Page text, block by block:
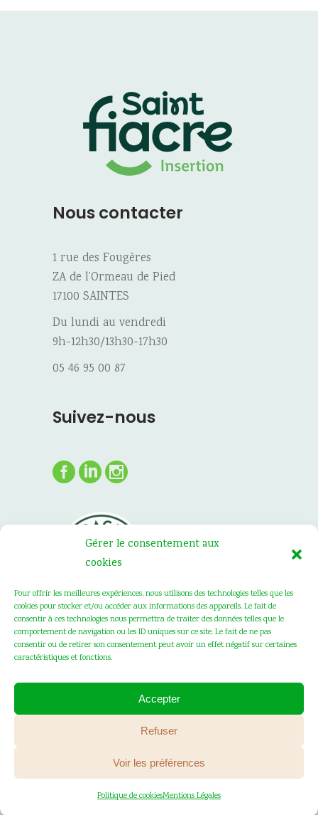
Gérer le consentement aux
cookies
Pour offrir les meilleures expériences, nous utilisons des technologies telles que les
cookies pour stocker et/ou accéder aux informations des appareils. Le fait de
consentir à ces technologies nous permettra de traiter des données telles que le
comportement de navigation ou les ID uniques sur ce site. Le fait de ne pas
consentir ou de retirer son consentement peut avoir un effet négatif sur certaines
caractéristiques et fonctions.
Accepter
Refuser
Voir les préférences
Politique de cookiesMentions Légales
Nous contacter
1 rue des Fougères
ZA de l’Ormeau de Pied
17100 SAINTES
Du lundi au vendredi
9h-12h30/13h30-17h30
05 46 95 00 87
Suivez-nous
SAINT FIACRE © 2020 . Tous les droits
Vanda Cipriano